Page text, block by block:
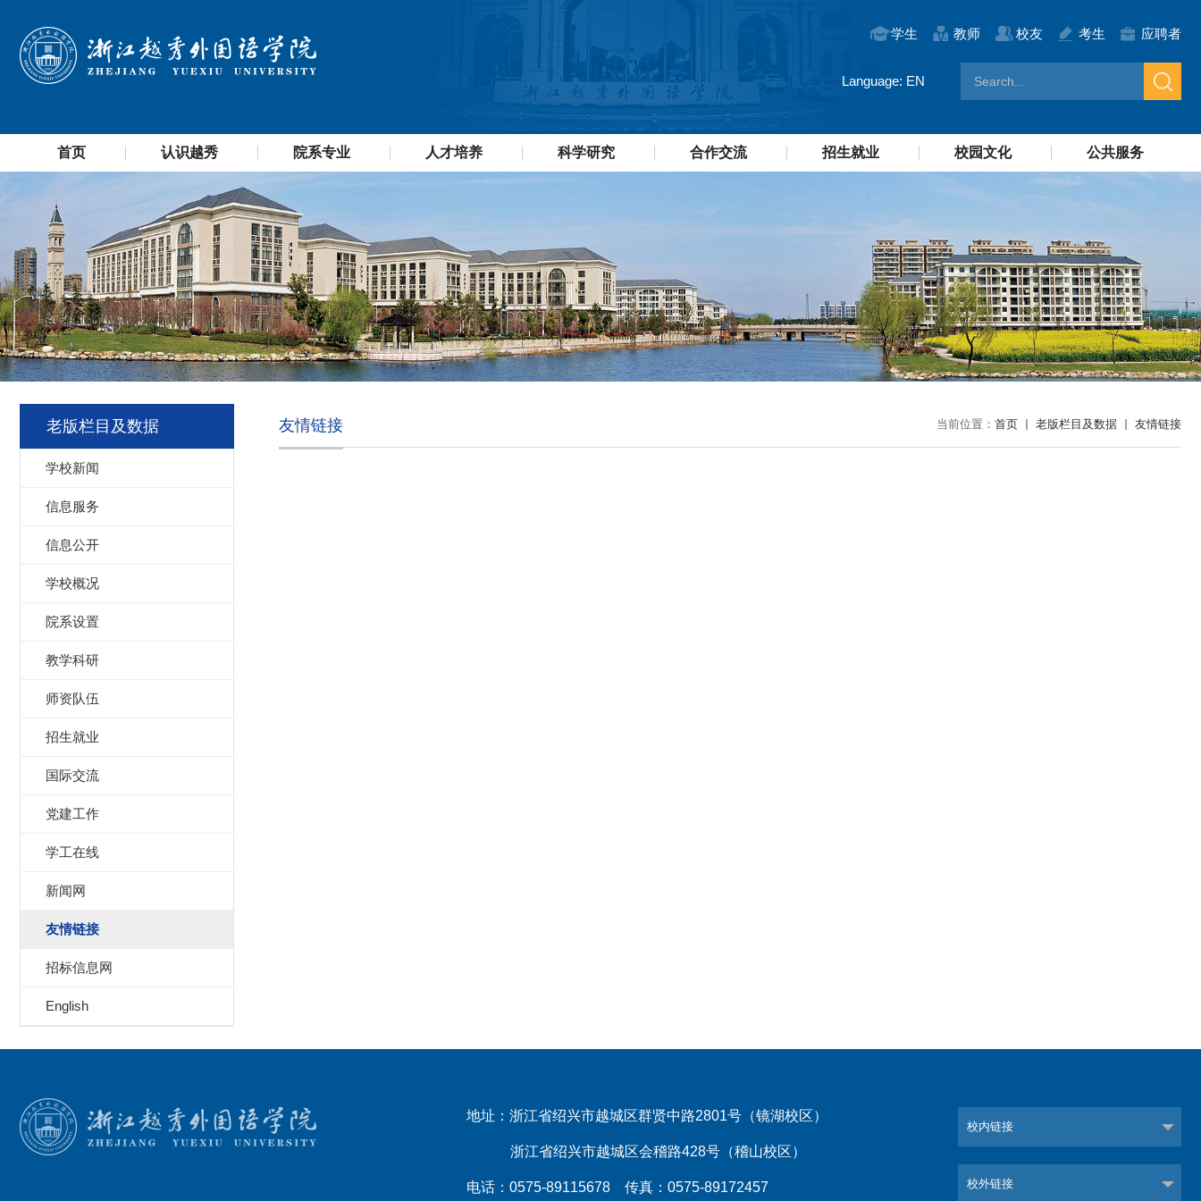
学生 教师 校友 考生 应聘者
Language: EN
首页 认识越秀 院系专业 人才培养 科学研究 合作交流 招生就业 校园文化 公共服务
老版栏目及数据
学校新闻
信息服务
信息公开
学校概况
院系设置
教学科研
师资队伍
招生就业
国际交流
党建工作
学工在线
新闻网
友情链接
招标信息网
English
当前位置： 首页 老版栏目及数据 友情链接
友情链接
校内链接
校外链接
地址：浙江省绍兴市越城区群贤中路2801号（镜湖校区）
浙江省绍兴市越城区会稽路428号（稽山校区）
电话：0575-89115678 传真：0575-89172457